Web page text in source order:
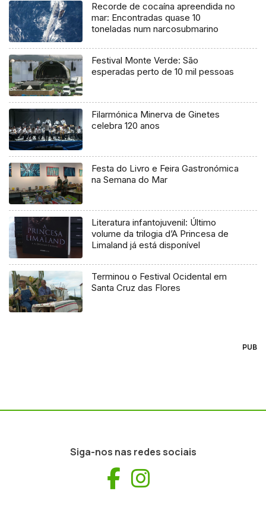
Recorde de cocaína apreendida no
mar: Encontradas quase 10
toneladas num narcosubmarino
Festival Monte Verde: São
esperadas perto de 10 mil pessoas
Filarmónica Minerva de Ginetes
celebra 120 anos
Festa do Livro e Feira Gastronómica
na Semana do Mar
Literatura infantojuvenil: Último
volume da trilogia d’A Princesa de
Limaland já está disponível
Terminou o Festival Ocidental em
Santa Cruz das Flores
PUB
Siga-nos nas redes sociais
Facebook